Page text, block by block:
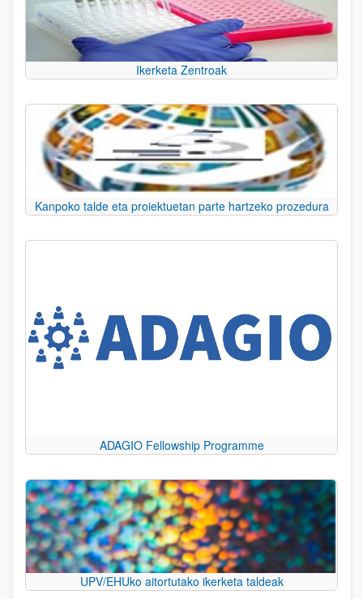
Ikerketa Zentroak
Kanpoko talde eta proiektuetan parte hartzeko prozedura
ADAGIO Fellowship Programme
UPV/EHUko aitortutako ikerketa taldeak